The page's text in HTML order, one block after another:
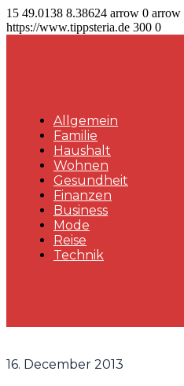
15 49.0138 8.38624 arrow 0 arrow
https://www.tippsteria.de 300 0
Allgemein
Familie
Haushalt
Wohnen
Gesundheit
Finanzen
Business
Mode
Reise
Technik
16. December 2013